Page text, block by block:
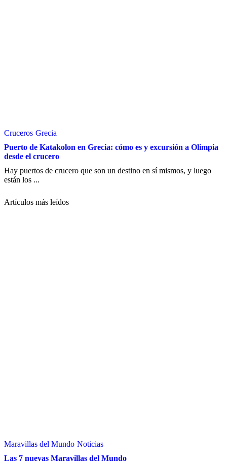
Cruceros Grecia
Puerto de Katakolon en Grecia: cómo es y excursión a Olimpia
desde el crucero
Hay puertos de crucero que son un destino en sí mismos, y luego
están los ...
Artículos más leídos
Maravillas del Mundo Noticias
Las 7 nuevas Maravillas del Mundo